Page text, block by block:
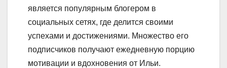
является популярным блогером в
социальных сетях, где делится своими
успехами и достижениями. Множество его
подписчиков получают ежедневную порцию
мотивации и вдохновения от Ильи.